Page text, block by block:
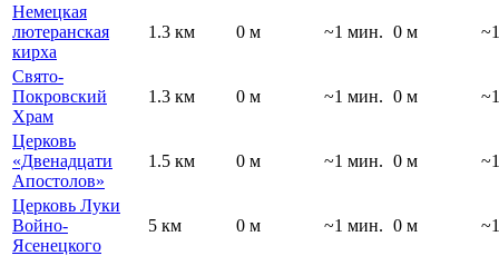
Немецкая
лютеранская
кирха
1.3 км 0 м ~1 мин. 0 м
Свято-
Покровский
Храм
1.3 км 0 м ~1 мин. 0 м
Церковь
«Двенадцати
Апостолов»
1.5 км 0 м ~1 мин. 0 м
Церковь Луки
Войно-
Ясенецкого
5 км 0 м ~1 мин. 0 м